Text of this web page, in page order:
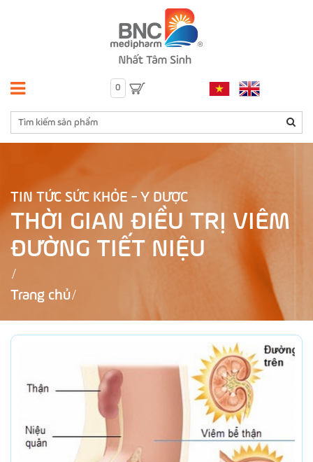
0
TIN TỨC SỨC KHỎE - Y DƯỢC
THỜI GIAN ĐIỀU TRỊ VIÊM
ĐƯỜNG TIẾT NIỆU
Trang chủ